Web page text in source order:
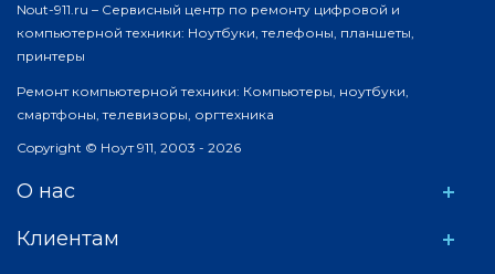
Nout-911.ru – Сервисный центр по ремонту цифровой и
компьютерной техники: Ноутбуки, телефоны, планшеты,
принтеры
Ремонт компьютерной техники: Компьютеры, ноутбуки,
смартфоны, телевизоры, оргтехника
Copyright © Ноут 911, 2003 - 2026
О нас
Клиентам